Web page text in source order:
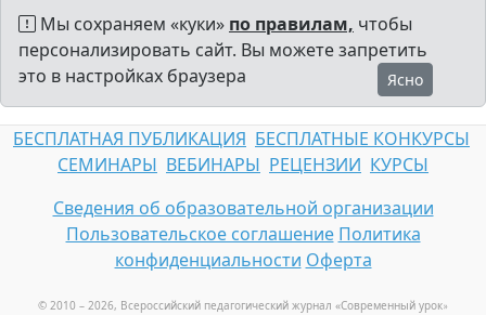
Мы сохраняем «куки» по правилам, чтобы
персонализировать сайт. Вы можете запретить
это в настройках браузера
Ясно
БЕСПЛАТНАЯ ПУБЛИКАЦИЯ БЕСПЛАТНЫЕ КОНКУРСЫ
СЕМИНАРЫ ВЕБИНАРЫ РЕЦЕНЗИИ КУРСЫ
Сведения об образовательной организации
Пользовательское соглашение Политика
конфиденциальности Оферта
© 2010 – 2026, Всероссийский педагогический журнал «Современный урок»